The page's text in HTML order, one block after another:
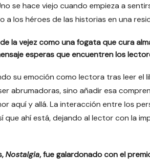
se hace viejo cuando empieza a
a los héroes de las historias en una
la vejez como una fogata que cura
esperas que encuentren los
su emoción como lectora tras leer el
abrumadoras, sino añadir esa
aquí y allá. La interacción entre los
que ahí está, dejando al lector con la
Nostalgia, fue galardonado con el